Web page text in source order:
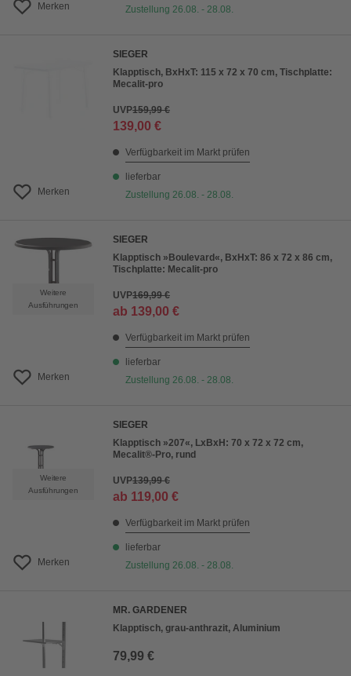
Merken
Zustellung 26.08. - 28.08.
Merken
SIEGER
Klapptisch, BxHxT: 115 x 72 x 70 cm, Tischplatte:
Mecalit-pro
UVP159,99 €
139,00 €
Verfügbarkeit im Markt prüfen
lieferbar
Zustellung 26.08. - 28.08.
Weitere
Ausführungen
Merken
SIEGER
Klapptisch »Boulevard«, BxHxT: 86 x 72 x 86 cm,
Tischplatte: Mecalit-pro
UVP169,99 €
ab 139,00 €
Verfügbarkeit im Markt prüfen
lieferbar
Zustellung 26.08. - 28.08.
Weitere
Ausführungen
Merken
SIEGER
Klapptisch »207«, LxBxH: 70 x 72 x 72 cm,
Mecalit®-Pro, rund
UVP139,99 €
ab 119,00 €
Verfügbarkeit im Markt prüfen
lieferbar
Zustellung 26.08. - 28.08.
MR. GARDENER
Klapptisch, grau-anthrazit, Aluminium
79,99 €